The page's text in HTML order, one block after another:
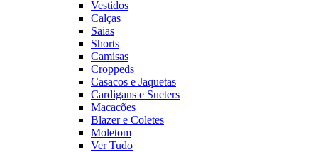
Vestidos
Calças
Saias
Shorts
Camisas
Croppeds
Casacos e Jaquetas
Cardigans e Sueters
Macacões
Blazer e Coletes
Moletom
Ver Tudo